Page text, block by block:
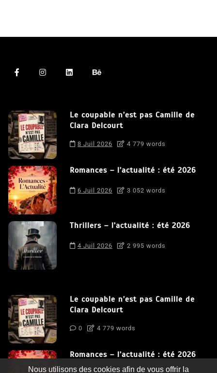
Le coupable n’est pas Camille de
Clara Delcourt
8 Juil 2026 4 779 words
Romances – l’actualité : été 2026
6 Juil 2026 3 052 words
Thrillers – l’actualité : été 2026
4 Juil 2026 2 995 words
Le coupable n’est pas Camille de
Clara Delcourt
0 4 779 words
Romances – l’actualité : été 2026
Nous utilisons des cookies afin de vous offrir la